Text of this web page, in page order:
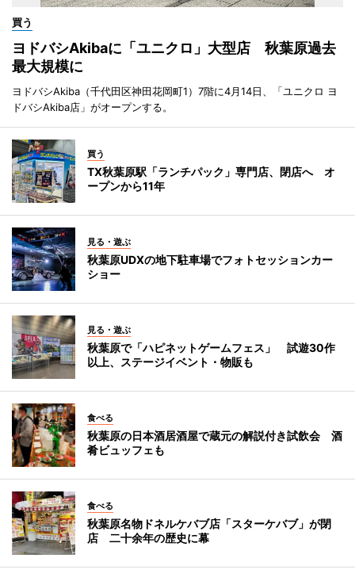
買う
ヨドバシAkibaに「ユニクロ」大型店 秋葉原過去
最大規模に
ヨドバシAkiba（千代田区神田花岡町1）7階に4月14日、「ユニクロ ヨ
ドバシAkiba店」がオープンする。
買う
TX秋葉原駅「ランチパック」専門店、閉店へ オ
ープンから11年
見る・遊ぶ
秋葉原UDXの地下駐車場でフォトセッションカー
ショー
見る・遊ぶ
秋葉原で「ハピネットゲームフェス」 試遊30作
以上、ステージイベント・物販も
食べる
秋葉原の日本酒居酒屋で蔵元の解説付き試飲会 酒
肴ビュッフェも
食べる
秋葉原名物ドネルケバブ店「スターケバブ」が閉
店 二十余年の歴史に幕